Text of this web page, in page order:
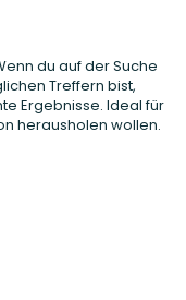
du auf der Suche
Treffern bist,
Ergebnisse. Ideal für
herausholen wollen.